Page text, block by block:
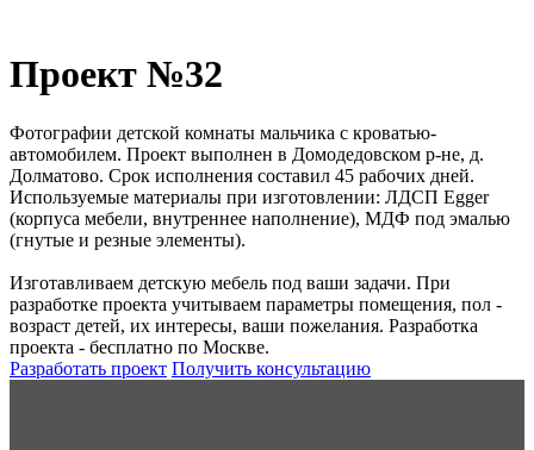
Проект №32
Фотографии детской комнаты мальчика с кроватью-
автомобилем. Проект выполнен в Домодедовском р-не, д.
Долматово. Срок исполнения составил 45 рабочих дней.
Используемые материалы при изготовлении: ЛДСП Egger
(корпуса мебели, внутреннее наполнение), МДФ под эмалью
(гнутые и резные элементы).
Изготавливаем детскую мебель под ваши задачи. При
разработке проекта учитываем параметры помещения, пол -
возраст детей, их интересы, ваши пожелания. Разработка
проекта - бесплатно по Москве.
Разработать проект Получить консультацию